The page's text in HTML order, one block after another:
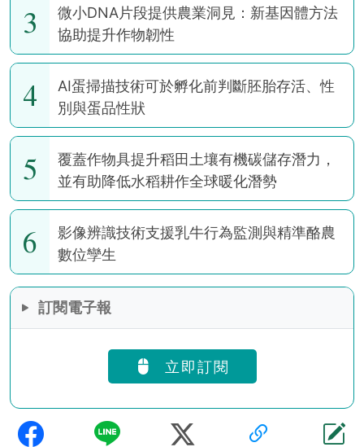
3
微小DNA片段提供農業洞見：新基因體方法
協助提升作物韌性
4
AI蛋掃描技術可於孵化前判斷胚胎存活、性
別與蛋品性狀
5
覆蓋作物具提升稻田土壤有機碳儲存潛力，
並有助降低水稻耕作全球暖化潛勢
6
影像辨識技術支援乳牛行為監測與精準酪農
數位孿生
訂閱電子報
立即訂閱